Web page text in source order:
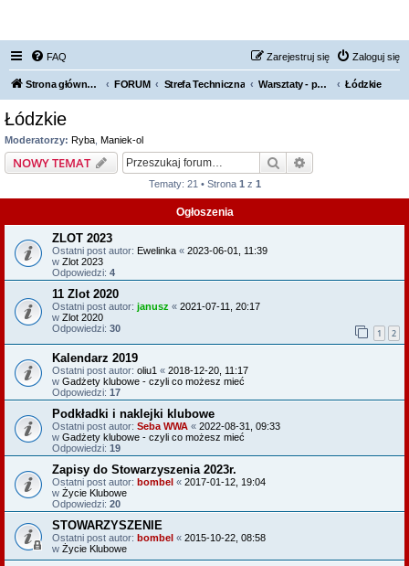
FAQ Zaloguj się
Zarejestruj się
Strona główna KLUBU FORUM Strefa Techniczna Warsztaty - polecamy, odradzamy Łódzkie
Łódzkie
Moderatorzy: Ryba Maniek-ol
NOWY TEMAT Szukaj
Tematy: 21 • Strona 1 z 1
Ogłoszenia
ZLOT 2023
Ostatni post autor: Ewelinka « 2023-06-01, 11:39
w Zlot 2023
Odpowiedzi: 4
11 Zlot 2020
Ostatni post autor: janusz « 2021-07-11, 20:17
w Zlot 2020
Odpowiedzi: 30 1 2
Kalendarz 2019
Ostatni post autor: oliu1 « 2018-12-20, 11:17
w Gadżety klubowe - czyli co możesz mieć
Odpowiedzi: 17
Podkładki i naklejki klubowe
Ostatni post autor: Seba WWA « 2022-08-31, 09:33
w Gadżety klubowe - czyli co możesz mieć
Odpowiedzi: 19
Zapisy do Stowarzyszenia 2023r.
Ostatni post autor: bombel « 2017-01-12, 19:04
w Życie Klubowe
Odpowiedzi: 20
STOWARZYSZENIE
Ostatni post autor: bombel « 2015-10-22, 08:58
w Życie Klubowe